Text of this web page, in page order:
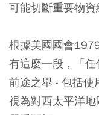
可能切斷重要物資
根據美國國會
有這麼一段，「
前途之舉 - 包括使
視為對西太平洋